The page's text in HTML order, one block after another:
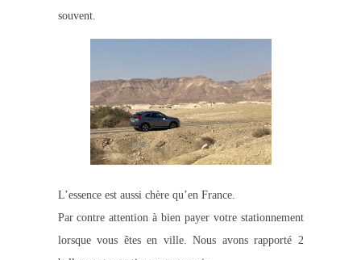
souvent.
L’essence est aussi chère qu’en France.
Par contre attention à bien payer votre stationnement
lorsque vous êtes en ville. Nous avons rapporté 2